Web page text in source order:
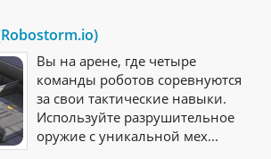
Вы на арене, где четыре
команды роботов соревнуются
за свои тактические навыки.
Используйте разрушительное
оружие с уникальной мех...